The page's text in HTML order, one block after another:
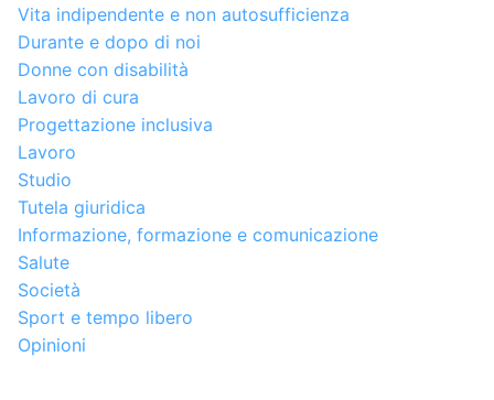
Vita indipendente e non autosufficienza
Durante e dopo di noi
Donne con disabilità
Lavoro di cura
Progettazione inclusiva
Lavoro
Studio
Tutela giuridica
Informazione, formazione e comunicazione
Salute
Società
Sport e tempo libero
Opinioni